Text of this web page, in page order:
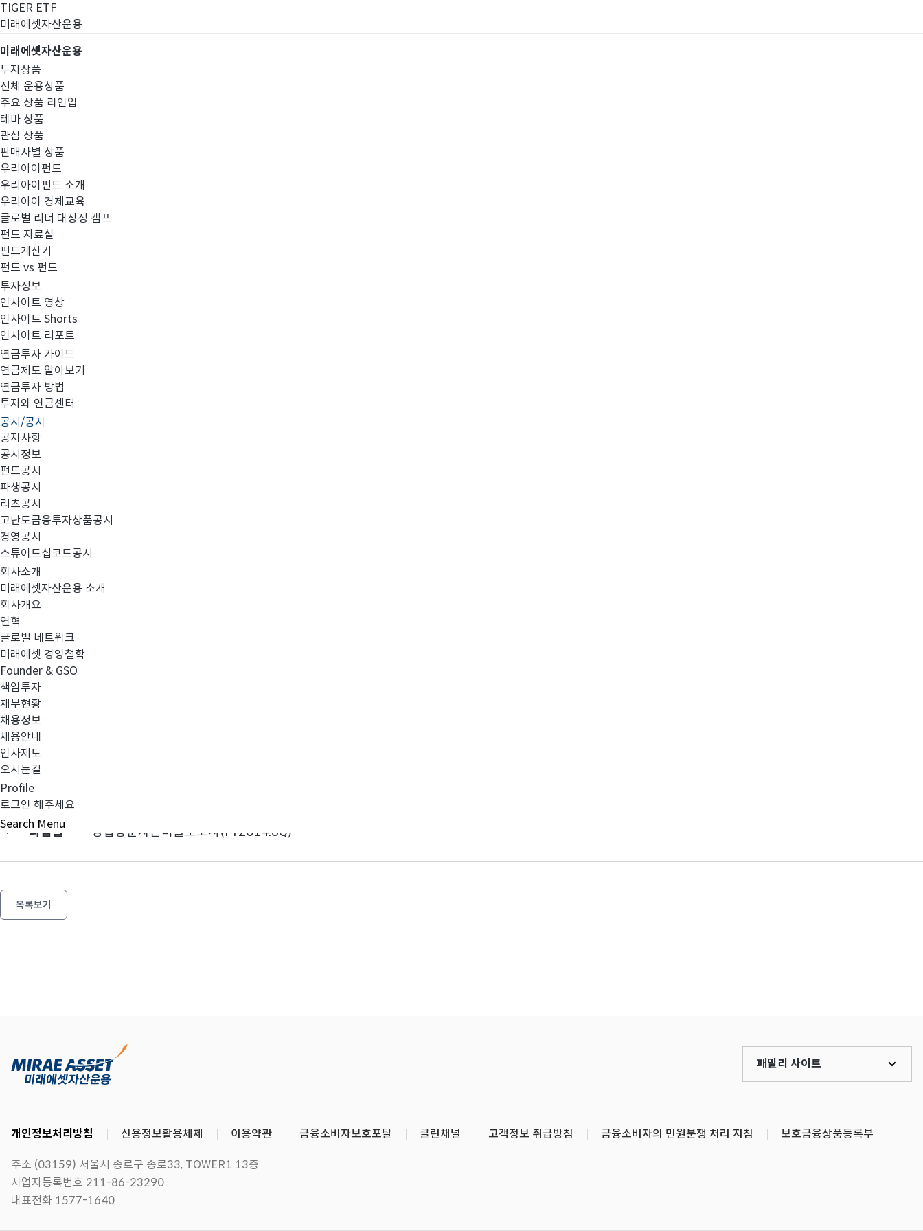
TIGER ETF
미래에셋자산운용
미래에셋자산운용
투자상품
전체 운용상품
주요 상품 라인업
테마 상품
관심 상품
판매사별 상품
우리아이펀드
우리아이펀드 소개
우리아이 경제교육
글로벌 리더 대장정 캠프
펀드 자료실
펀드계산기
펀드 vs 펀드
투자정보
인사이트 영상
인사이트 Shorts
인사이트 리포트
연금투자 가이드
연금제도 알아보기
연금투자 방법
투자와 연금센터
공시/공지
공지사항
공시정보
펀드공시
파생공시
리츠공시
고난도금융투자상품공시
경영공시
스튜어드십코드공시
회사소개
미래에셋자산운용 소개
회사개요
연혁
글로벌 네트워크
미래에셋 경영철학
Founder & GSO
책임투자
재무현황
채용정보
채용안내
인사제도
오시는길
Profile
로그인 해주세요
Search Menu
경영공시
분기연결재무제표 연결검토보고서(FY2014.3Q)
첨부와 같이 당사의 주요 경영사항을 공시합니다.
미래에셋자산운용(연결)_FY2014_3Q_final.pdf
이전글
다음글 영업용순자본비율보고서(FY2014.3Q)
목록보기
개인정보처리방침 신용정보활용체제 이용약관 금융소비자보호포탈 클린채널 고객정보 취급방침 금융소비자의 민원분쟁 처리 지침 보호금융상품등록부
패밀리 사이트
주소 (03159) 서울시 종로구 종로33, TOWER1 13층
사업자등록번호 211-86-23290
대표전화 1577-1640